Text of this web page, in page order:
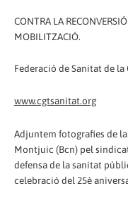
CONTRA LA
MOBILITZACIÓ.
Federació de Sanitat de la
www.cgtsanitat.org
Adjuntem fotografies de
Montjuic (Bcn) pel
defensa de la sanitat
celebració del 25è